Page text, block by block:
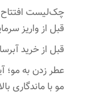
قبل از واریز
قبل از خرید
عطر زدن به مو؛
مو با ماندگاری بالا